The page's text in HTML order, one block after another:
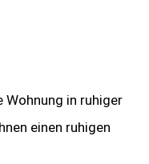
in ruhiger
einen ruhigen